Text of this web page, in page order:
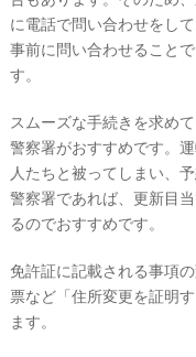
に電話で問い合わせをして
事前に問い合わせること
す。
スムーズな手続きを求め
警察署がおすすめです。
人たちと被ってしまい、
警察署であれば、更新目
るのでおすすめです。
免許証に記載される事項
票など「住所変更を証明
ます。
ウ
ィ
ン
グ
ア
テ
ム